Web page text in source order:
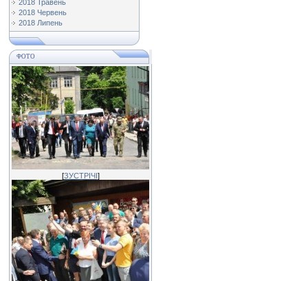
2018 Травень
2018 Червень
2018 Липень
ФОТО
[ЗУСТРІЧІ]